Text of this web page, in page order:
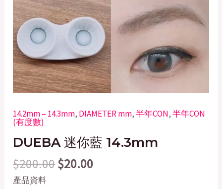
14.2mm – 14.3mm, DIAMETER mm,半年CON,半年CON
(有度數)
DUEBA 迷你藍 14.3mm
$200.00$20.00
產品資料